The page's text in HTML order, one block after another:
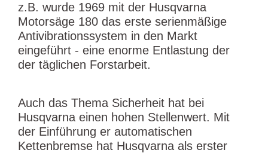
z.B. wurde 1969 mit der Husqvarna
Motorsäge 180 das erste serienmäßige
Antivibrationssystem in den Markt
eingeführt - eine enorme Entlastung der
der täglichen Forstarbeit.
Auch das Thema Sicherheit hat bei
Husqvarna einen hohen Stellenwert. Mit
der Einführung er automatischen
Kettenbremse hat Husqvarna als erster